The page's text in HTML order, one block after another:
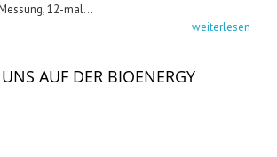
12-mal...
weiterlesen
AUF DER BIOENERGY